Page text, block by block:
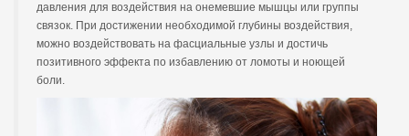
давления для воздействия на онемевшие мышцы или группы
связок. При достижении необходимой глубины воздействия,
можно воздействовать на фасциальные узлы и достичь
позитивного эффекта по избавлению от ломоты и ноющей
боли.